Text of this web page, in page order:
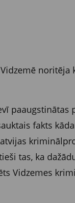
noritēja
paaugstinātas
fakts
tas, ka
Vidzemes